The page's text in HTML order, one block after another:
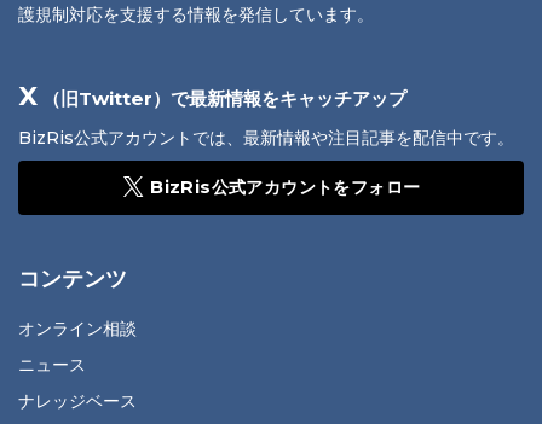
護規制対応を支援する情報を発信しています。
X （旧Twitter）で最新情報をキャッチアップ
BizRis公式アカウントでは、最新情報や注目記事を配信中です。
BizRis公式アカウントをフォロー
コンテンツ
オンライン相談
ニュース
ナレッジベース